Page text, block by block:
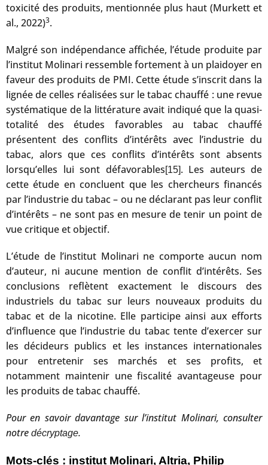
toxicité des produits, mentionnée plus haut (Murkett et
al., 2022)3.
Malgré son indépendance affichée, l’étude produite par
l’institut Molinari ressemble fortement à un plaidoyer en
faveur des produits de PMI. Cette étude s’inscrit dans la
lignée de celles réalisées sur le tabac chauffé : une revue
systématique de la littérature avait indiqué que la quasi-
totalité des études favorables au tabac chauffé
présentent des conflits d’intérêts avec l’industrie du
tabac, alors que ces conflits d’intérêts sont absents
lorsqu’elles lui sont défavorables[15]. Les auteurs de
cette étude en concluent que les chercheurs financés
par l’industrie du tabac – ou ne déclarant pas leur conflit
d’intérêts – ne sont pas en mesure de tenir un point de
vue critique et objectif.
L’étude de l’institut Molinari ne comporte aucun nom
d’auteur, ni aucune mention de conflit d’intérêts. Ses
conclusions reflètent exactement le discours des
industriels du tabac sur leurs nouveaux produits du
tabac et de la nicotine. Elle participe ainsi aux efforts
d’influence que l’industrie du tabac tente d’exercer sur
les décideurs publics et les instances internationales
pour entretenir ses marchés et ses profits, et
notamment maintenir une fiscalité avantageuse pour
les produits de tabac chauffé.
Pour en savoir davantage sur l’institut Molinari, consulter
notre décryptage.
Mots-clés : institut Molinari, Altria, Philip